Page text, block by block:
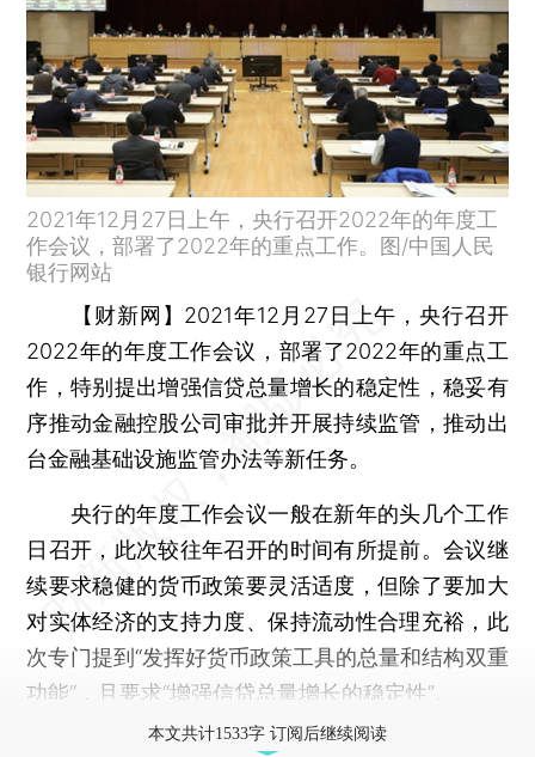
2021年12月27日上午，央行召开2022年的年度工
作会议，部署了2022年的重点工作。图/中国人民
银行网站
【财新网】 2021年12月27日上午，央行召开
2022年的年度工作会议，部署了2022年的重点工
作，特别提出增强信贷总量增长的稳定性，稳妥有
序推动金融控股公司审批并开展持续监管，推动出
台金融基础设施监管办法等新任务。
央行的年度工作会议一般在新年的头几个工作
日召开，此次较往年召开的时间有所提前。会议继
续要求稳健的货币政策要灵活适度，但除了要加大
对实体经济的支持力度、保持流动性合理充裕，此
次专门提到“发挥好货币政策工具的总量和结构双重
功能”，且要求“增强信贷总量增长的稳定性”。
本文共计1533字 订阅后继续阅读